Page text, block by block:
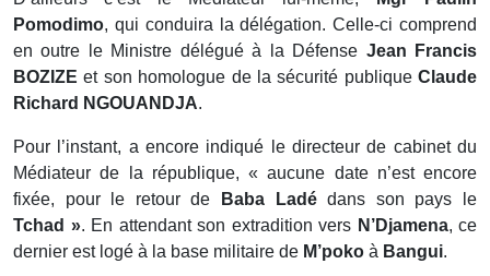
Pomodimo, qui conduira la délégation. Celle-ci comprend
en outre le Ministre délégué à la Défense Jean Francis
BOZIZE et son homologue de la sécurité publique Claude
Richard NGOUANDJA.
Pour l’instant, a encore indiqué le directeur de cabinet du
Médiateur de la république, « aucune date n’est encore
fixée, pour le retour de
Baba Ladédans son pays le
Tchad ». En attendant son extradition vers N’Djamena, ce
dernier est logé à la base militaire de M’poko à Bangui.